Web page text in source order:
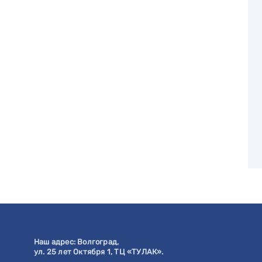
Наш адрес: Волгоград,
ул. 25 лет Октября 1, ТЦ «ТУЛАК».